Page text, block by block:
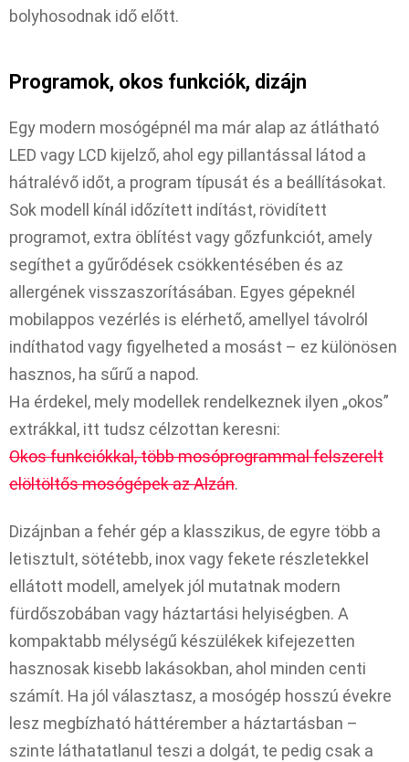
bolyhosodnak idő előtt.​
Programok, okos funkciók, dizájn
Egy modern mosógépnél ma már alap az átlátható
LED vagy LCD kijelző, ahol egy pillantással látod a
hátralévő időt, a program típusát és a beállításokat.
Sok modell kínál időzített indítást, rövidített
programot, extra öblítést vagy gőzfunkciót, amely
segíthet a gyűrődések csökkentésében és az
allergének visszaszorításában. Egyes gépeknél
mobilappos vezérlés is elérhető, amellyel távolról
indíthatod vagy figyelheted a mosást – ez különösen
hasznos, ha sűrű a napod.​
Ha érdekel, mely modellek rendelkeznek ilyen „okos”
extrákkal, itt tudsz célzottan keresni:
Okos funkciókkal, több mosóprogrammal felszerelt
elöltöltős mosógépek az Alzán.​
Dizájnban a fehér gép a klasszikus, de egyre több a
letisztult, sötétebb, inox vagy fekete részletekkel
ellátott modell, amelyek jól mutatnak modern
fürdőszobában vagy háztartási helyiségben. A
kompaktabb mélységű készülékek kifejezetten
hasznosak kisebb lakásokban, ahol minden centi
számít. Ha jól választasz, a mosógép hosszú évekre
lesz megbízható háttérember a háztartásban –
szinte láthatatlanul teszi a dolgát, te pedig csak a